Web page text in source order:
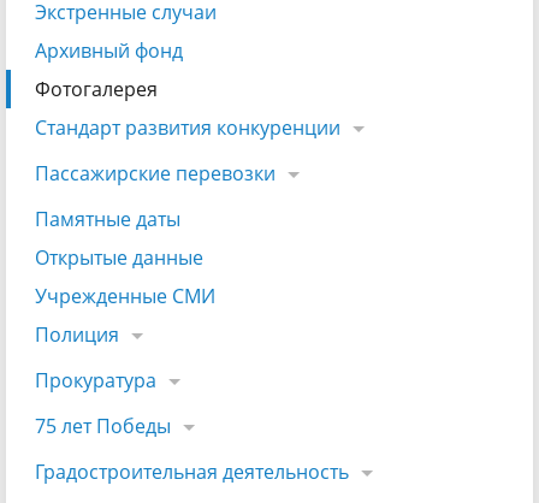
Экстренные случаи
Архивный фонд
Фотогалерея
Стандарт развития конкуренции
Пассажирские перевозки
Памятные даты
Открытые данные
Учрежденные СМИ
Полиция
Прокуратура
75 лет Победы
Градостроительная деятельность